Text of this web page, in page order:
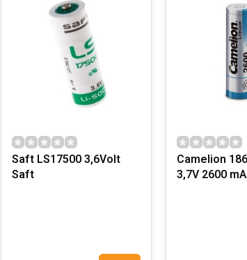
Saft LS17500 3,6Volt
Saft
Camelion
3,7V 2600